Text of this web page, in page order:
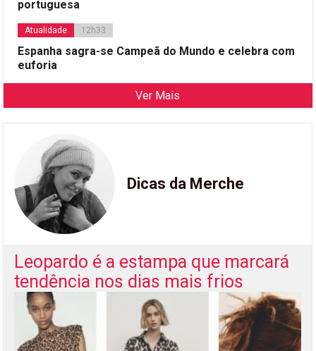
portuguesa
Atualidade 12h33
Espanha sagra-se Campeã do Mundo e celebra com
euforia
Ver Mais
Dicas da Merche
Leopardo é a estampa que marcará
tendência nos dias mais frios